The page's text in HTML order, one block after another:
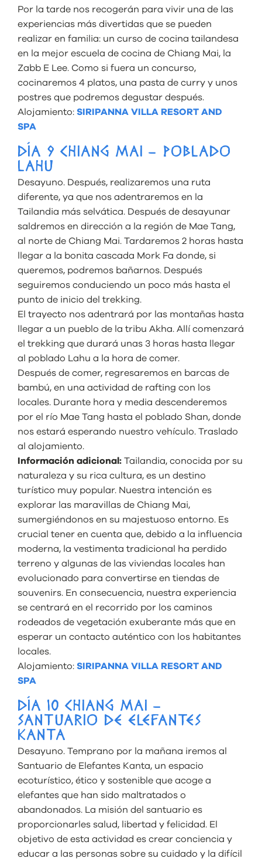
Por la tarde nos recogerán para vivir una de las
experiencias más divertidas que se pueden
realizar en familia: un curso de cocina tailandesa
en la mejor escuela de cocina de Chiang Mai, la
Zabb E Lee. Como si fuera un concurso,
cocinaremos 4 platos, una pasta de curry y unos
postres que podremos degustar después.
Alojamiento: SIRIPANNA VILLA RESORT AND
SPA
DÍA 9 CHIANG MAI – POBLADO
LAHU
Desayuno. Después, realizaremos una ruta
diferente, ya que nos adentraremos en la
Tailandia más selvática. Después de desayunar
saldremos en dirección a la región de Mae Tang,
al norte de Chiang Mai. Tardaremos 2 horas hasta
llegar a la bonita cascada Mork Fa donde, si
queremos, podremos bañarnos. Después
seguiremos conduciendo un poco más hasta el
punto de inicio del trekking.
El trayecto nos adentrará por las montañas hasta
llegar a un pueblo de la tribu Akha. Allí comenzará
el trekking que durará unas 3 horas hasta llegar
al poblado Lahu a la hora de comer.
Después de comer, regresaremos en barcas de
bambú, en una actividad de rafting con los
locales. Durante hora y media descenderemos
por el río Mae Tang hasta el poblado Shan, donde
nos estará esperando nuestro vehículo. Traslado
al alojamiento.
Información adicional: Tailandia, conocida por su
naturaleza y su rica cultura, es un destino
turístico muy popular. Nuestra intención es
explorar las maravillas de Chiang Mai,
sumergiéndonos en su majestuoso entorno. Es
crucial tener en cuenta que, debido a la influencia
moderna, la vestimenta tradicional ha perdido
terreno y algunas de las viviendas locales han
evolucionado para convertirse en tiendas de
souvenirs. En consecuencia, nuestra experiencia
se centrará en el recorrido por los caminos
rodeados de vegetación exuberante más que en
esperar un contacto auténtico con los habitantes
locales.
Alojamiento: SIRIPANNA VILLA RESORT AND
SPA
DÍA 10 CHIANG MAI –
SANTUARIO DE ELEFANTES
KANTA
Desayuno. Temprano por la mañana iremos al
Santuario de Elefantes Kanta, un espacio
ecoturístico, ético y sostenible que acoge a
elefantes que han sido maltratados o
abandonados. La misión del santuario es
proporcionarles salud, libertad y felicidad. El
objetivo de esta actividad es crear conciencia y
educar a las personas sobre su cuidado y la difícil